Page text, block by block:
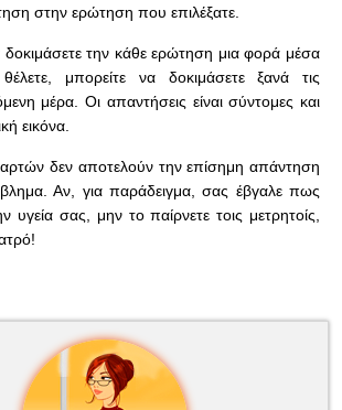
στην ερώτηση που επιλέξατε.
δοκιμάσετε την κάθε ερώτηση μια φορά μέσα
μπορείτε να δοκιμάσετε ξανά τις
μέρα. Οι απαντήσεις είναι σύντομες και
εικόνα.
δεν αποτελούν την επίσημη απάντηση
Αν, για παράδειγμα, σας έβγαλε πως
υγεία σας, μην το παίρνετε τοις μετρητοίς,